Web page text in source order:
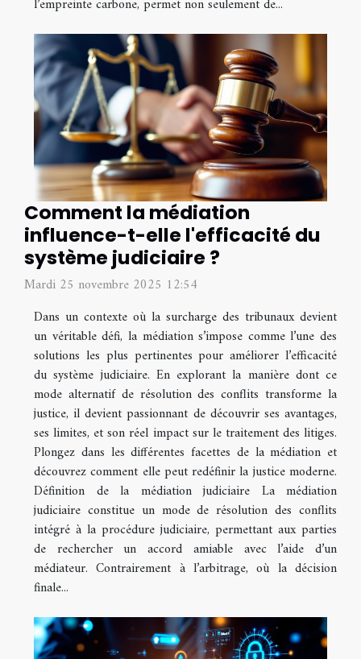
l’empreinte carbone, permet non seulement de...
Comment la médiation
influence-t-elle l'efficacité du
système judiciaire ?
Mardi 25 novembre 2025 12:54
Dans un contexte où la surcharge des tribunaux devient
un véritable défi, la médiation s’impose comme l’une des
solutions les plus pertinentes pour améliorer l’efficacité
du système judiciaire. En explorant la manière dont ce
mode alternatif de résolution des conflits transforme la
justice, il devient passionnant de découvrir ses avantages,
ses limites, et son réel impact sur le traitement des litiges.
Plongez dans les différentes facettes de la médiation et
découvrez comment elle peut redéfinir la justice moderne.
Définition de la médiation judiciaire La médiation
judiciaire constitue un mode de résolution des conflits
intégré à la procédure judiciaire, permettant aux parties
de rechercher un accord amiable avec l’aide d’un
médiateur. Contrairement à l’arbitrage, où la décision
finale...